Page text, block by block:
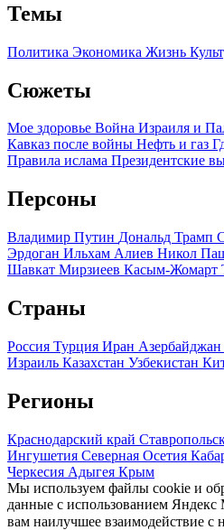
Темы
Политика Экономика Жизнь
Сюжеты
Мое здоровье Война Израиля и
Кавказ после войны Нефть и газ
Правила ислама Президентские
Персоны
Владимир Путин Дональд Трамп
Эрдоган Ильхам Алиев Никол
Шавкат Мирзиеев Касым-Жомарт
Страны
Россия Турция Иран Азербайджан
Израиль Казахстан Узбекистан
Регионы
Краснодарский край
Ингушетия Северная Осетия
Черкесия Адыгея Крым
Мы используем файлы cookie и
данные с использованием
вам наилучшее взаимодействие с